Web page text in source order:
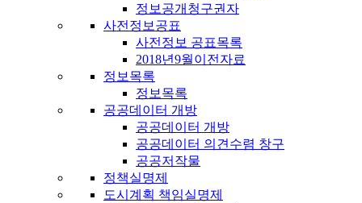
정보공개청구권자
사전정보공표
사전정보 공표목록
2018년9월이전자료
정보목록
정보목록
공공데이터 개방
공공데이터 개방
공공데이터 의견수렴 창구
공공저작물
정책실명제
도시계획 책임실명제